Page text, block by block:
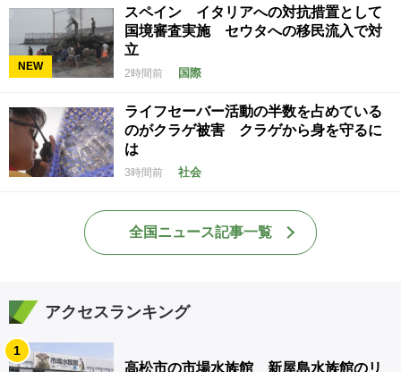
NEW
スペイン イタリアへの対抗措置として
国境審査実施 セウタへの移民流入で対
立
2時間前 国際
ライフセーバー活動の半数を占めている
のがクラゲ被害 クラゲから身を守るに
は
3時間前 社会
全国ニュース記事一覧
アクセスランキング
1
高松市の市場水族館 新屋島水族館のリ